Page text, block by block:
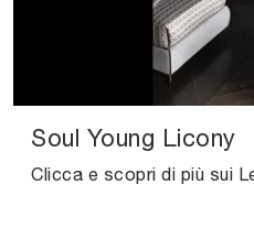
Soul Young Licony